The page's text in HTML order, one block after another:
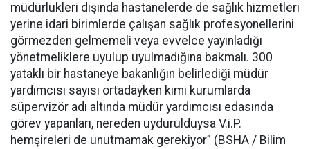
müdürlükleri dışında hastanelerde de sağlık hizmetleri
yerine idari birimlerde çalışan sağlık profesyonellerini
görmezden gelmemeli veya evvelce yayınladığı
yönetmeliklere uyulup uyulmadığına bakmalı. 300
yataklı bir hastaneye bakanlığın belirlediği müdür
yardımcısı sayısı ortadayken kimi kurumlarda
süpervizör adı altında müdür yardımcısı edasında
görev yapanları, nereden uydurulduysa V.i.P.
hemşireleri de unutmamak gerekiyor” (BSHA / Bilim